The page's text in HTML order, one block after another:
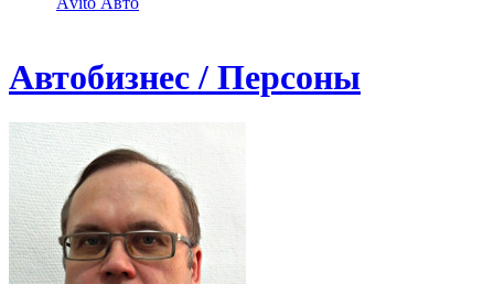
Автобизнес / Персоны